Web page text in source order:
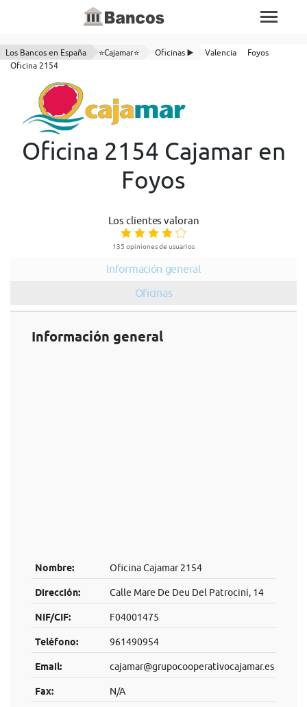
Los Bancos en España ⭐Cajamar⭐ Oficinas ▶️ Valencia
Foyos
Oficina 2154
Oficina 2154 Cajamar en
Foyos
Los clientes valoran
135 opiniones de usuarios
Información general
Oficinas
Información general
Nombre: Oficina Cajamar 2154
Dirección: Calle Mare De Deu Del Patrocini, 14
NIF/CIF: F04001475
Teléfono: 961490954
Email: cajamar@grupocooperativocajamar.es
Fax: N/A